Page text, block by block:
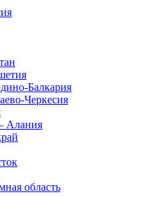
Балкария
Черкесия
Алания
область